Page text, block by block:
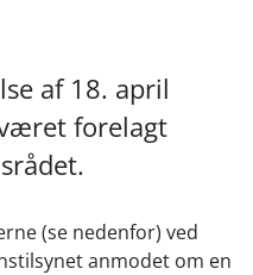
af 18. april
forelagt
(se nedenfor) ved
anmodet om en